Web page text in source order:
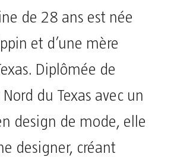
de 28 ans est née
et d’une mère
Diplômée de
Nord du Texas avec un
design de mode, elle
designer, créant